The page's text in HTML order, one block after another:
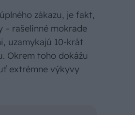
zákazu, je fakt,
– rašelinné mokrade
uzamykajú 10-krát
Okrem toho dokážu
extrémne výkyvy